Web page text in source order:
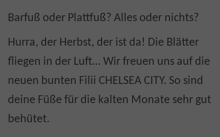
Barfuß oder Plattfuß? Alles oder nichts?
Hurra, der Herbst, der ist da! Die Blätter
fliegen in der Luft… Wir freuen uns auf die
neuen bunten Filii CHELSEA CITY. So sind
deine Füße für die kalten Monate sehr gut
behütet.